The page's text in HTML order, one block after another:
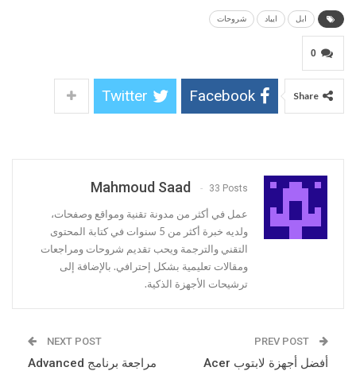
ابل ايباد شروحات
0
Share
Facebook
Twitter
Mahmoud Saad 33 Posts
عمل في أكثر من مدونة تقنية ومواقع وصفحات،
ولديه خبرة أكثر من 5 سنوات في كتابة المحتوى
التقني والترجمة ويحب تقديم شروحات ومراجعات
ومقالات تعليمية بشكل إحترافي. بالإضافة إلى
ترشيحات الأجهزة الذكية.
أفضل أجهزة لابتوب Acer
NEXT POST
مراجعة برنامج Advanced